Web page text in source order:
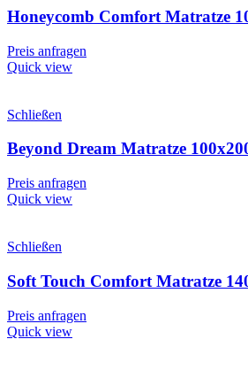
Honeycomb Comfort Matratze
Preis anfragen
Quick view
Schließen
Beyond Dream Matratze
Preis anfragen
Quick view
Schließen
Soft Touch Comfort Matratze
Preis anfragen
Quick view